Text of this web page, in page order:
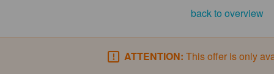
back to overview
ATTENTION: This offer is only